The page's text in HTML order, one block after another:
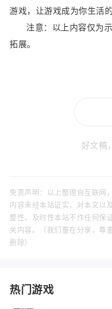
游戏，让游戏成为你生活的
注意：以上内容仅为
拓展。
好文稿
免责声明：以上整理自互联网
内容未经本站证实，对本文以
整性、及时性本站不作任何保
关内容。（我们重在分享，尊
删除）
热门游戏